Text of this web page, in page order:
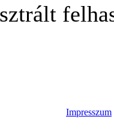
Impresszum